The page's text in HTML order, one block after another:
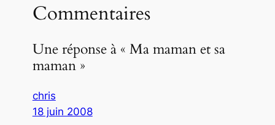
Commentaires
Une réponse à « Ma maman et sa
maman »
chris
18 juin 2008